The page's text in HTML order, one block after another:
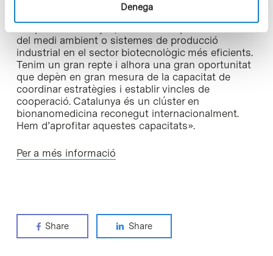
Denega
aconseguir transformar els resultats de la recerca
en bionanomedicina en sistemes de diagnòstic i
del medi ambient o sistemes de producció
industrial en el sector biotecnològic més eficients.
Tenim un gran repte i alhora una gran oportunitat
que depèn en gran mesura de la capacitat de
coordinar estratègies i establir vincles de
cooperació. Catalunya és un clúster en
bionanomedicina reconegut internacionalment.
Hem d’aprofitar aquestes capacitats».
Per a més informació
Share Share